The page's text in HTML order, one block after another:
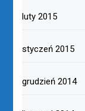
luty 2015
styczeń 2015
grudzień 2014